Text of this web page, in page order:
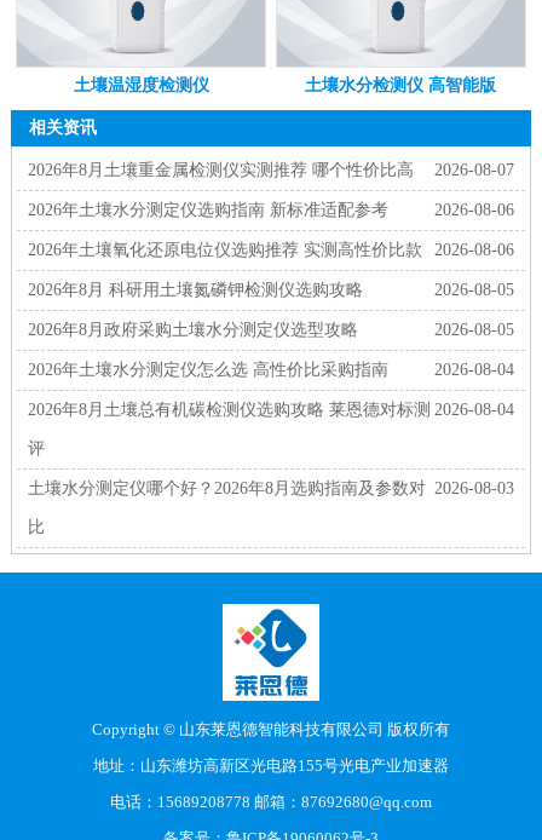
土壤温湿度检测仪 土壤水分检测仪 高智能版
相关资讯
2026-08-07
2026年8月土壤重金属检测仪实测推荐 哪个性价比高
2026-08-06
2026年土壤水分测定仪选购指南 新标准适配参考
2026-08-06
2026年土壤氧化还原电位仪选购推荐 实测高性价比款
2026-08-05
2026年8月 科研用土壤氮磷钾检测仪选购攻略
2026-08-05
2026年8月政府采购土壤水分测定仪选型攻略
2026-08-04
2026年土壤水分测定仪怎么选 高性价比采购指南
2026-08-04
2026年8月土壤总有机碳检测仪选购攻略 莱恩德对标测
评
2026-08-03
土壤水分测定仪哪个好？2026年8月选购指南及参数对
比
Copyright © 山东莱恩德智能科技有限公司 版权所有
地址：山东潍坊高新区光电路155号光电产业加速器
电话：15689208778 邮箱：87692680@qq.com